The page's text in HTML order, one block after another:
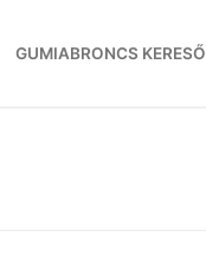
GUMIABRONCS KERESŐ